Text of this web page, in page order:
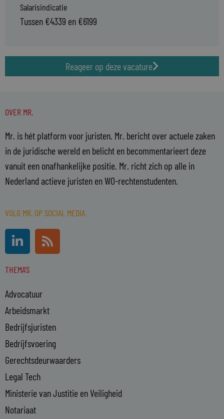
Salarisindicatie
Tussen €4339 en €6199
Reageer op deze vacature
OVER MR.
Mr. is hét platform voor juristen. Mr. bericht over actuele zaken
in de juridische wereld en belicht en becommentarieert deze
vanuit een onafhankelijke positie. Mr. richt zich op alle in
Nederland actieve juristen en WO-rechtenstudenten.
VOLG MR. OP SOCIAL MEDIA
L
i
n
k
d
i
n
-
i
n
R
s
s
THEMA'S
Advocatuur
Arbeidsmarkt
Bedrijfsjuristen
Bedrijfsvoering
Gerechtsdeurwaarders
Legal Tech
Ministerie van Justitie en Veiligheid
Notariaat